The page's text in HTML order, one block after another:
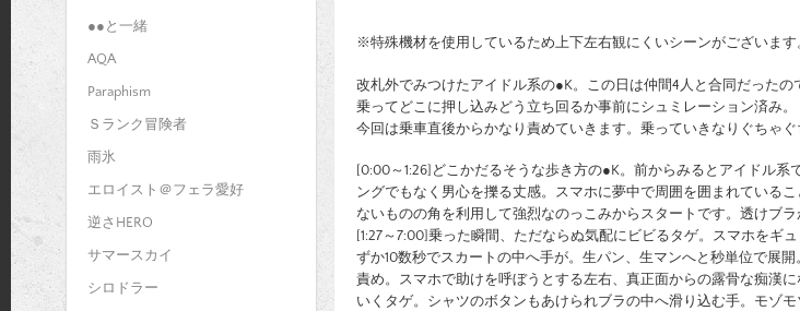
※特殊機材を使用しているため上下左右観にくいシーンがございます
改札外でみつけたアイドル系の●K。この日は仲間4人と合同だったの
乗ってどこに押し込みどう立ち回るか事前にシュミレーション済み。
今回は乗車直後からかなり責めていきます。乗っていきなりぐちゃ
[0:00～1:26]どこかだるそうな歩き方の●K。前からみるとアイドル
ングでもなく男心を擽る丈感。スマホに夢中で周囲を囲まれている
ないものの角を利用して強烈なのっこみからスタートです。透けブラ
[1:27～7:00]乗った瞬間、ただならぬ気配にビビるタゲ。スマホをギ
ずか10数秒でスカートの中へ手が。生パン、生マンへと秒単位で展
責め。スマホで助けを呼ぼうとする左右、真正面からの露骨な痴漢
いくタゲ。シャツのボタンもあけられブラの中へ滑り込む手。モゾ
●●と一緒
AQA
Paraphism
Ｓランク冒険者
雨氷
エロイスト＠フェラ愛好
逆さHERO
サマースカイ
シロドラー